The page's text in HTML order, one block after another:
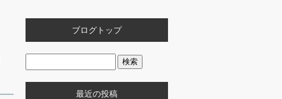
ブログトップ
最近の投稿